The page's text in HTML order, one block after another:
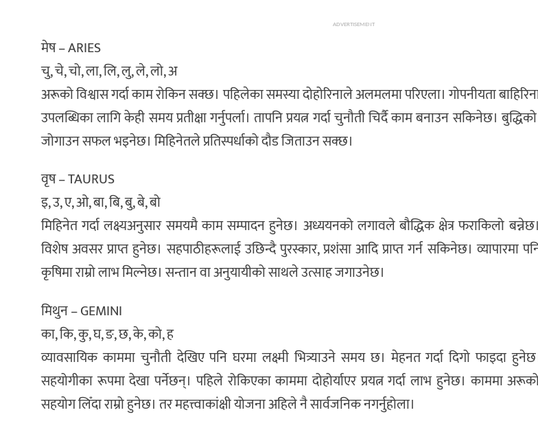
ADVERTISEMENT
मेष – ARIES
चु, चे, चो, ला, लि, लु, ले, लो, अ
अरूको विश्वास गर्दा काम रोकिन सक्छ। पहिलेका समस्या दोहोरिनाले अलमलमा परिएला। गोपनीयता
उपलब्धिका लागि केही समय प्रतीक्षा गर्नुपर्ला। तापनि प्रयत्न गर्दा चुनौती चिर्दै काम बनाउन सकिनेछ।
जोगाउन सफल भइनेछ। मिहिनेतले प्रतिस्पर्धाको दौड जिताउन सक्छ।
वृष – TAURUS
इ, उ, ए, ओ, बा, बि, बु, बे, बो
मिहिनेत गर्दा लक्ष्यअनुसार समयमै काम सम्पादन हुनेछ। अध्ययनको लगावले बौद्धिक क्षेत्र फराकिलो बन्नेछ।
विशेष अवसर प्राप्त हुनेछ। सहपाठीहरूलाई उछिन्दै पुरस्कार, प्रशंसा आदि प्राप्त गर्न सकिनेछ। व्यापारमा
कृषिमा राम्रो लाभ मिल्नेछ। सन्तान वा अनुयायीको साथले उत्साह जगाउनेछ।
मिथुन – GEMINI
का, कि, कु, घ, ङ, छ, के, को, ह
व्यावसायिक काममा चुनौती देखिए पनि घरमा लक्ष्मी भित्र्याउने समय छ। मेहनत गर्दा दिगो फाइदा
सहयोगीका रूपमा देखा पर्नेछन्। पहिले रोकिएका काममा दोहोर्याएर प्रयत्न गर्दा लाभ हुनेछ। काममा
सहयोग लिँदा राम्रो हुनेछ। तर महत्त्वाकांक्षी योजना अहिले नै सार्वजनिक नगर्नुहोला।